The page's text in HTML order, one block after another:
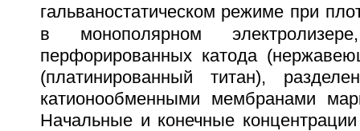
гальваностатическом режиме при
в монополярном
перфорированных катода
(платинированный титан),
катионообменными мембранами
Начальные и конечные